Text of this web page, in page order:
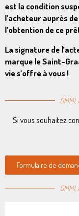
est la condition
l’acheteur auprès
l’obtention de ce
La signature de
marque le Saint-
vie s’offre à vous !
OMMI,
Si vous souhaitez
Formulaire de
OMMI,